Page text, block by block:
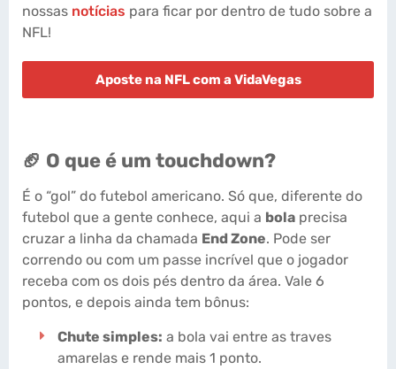
nossas notícias para ficar por dentro de tudo sobre a
NFL!
Aposte na NFL com a VidaVegas
🏈 O que é um touchdown?
É o “gol” do futebol americano. Só que, diferente do
futebol que a gente conhece, aqui a bola precisa
cruzar a linha da chamada End Zone. Pode ser
correndo ou com um passe incrível que o jogador
receba com os dois pés dentro da área. Vale 6
pontos, e depois ainda tem bônus:
Chute simples: a bola vai entre as traves
amarelas e rende mais 1 ponto.